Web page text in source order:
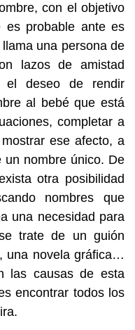
con el objetivo
es probable ante es
una persona de
lazos de amistad
el deseo de rendir
al bebé que está
completar a
ese afecto, a
un nombre único. De
otra posibilidad
nombres que
una necesidad para
trate de un guión
una novela gráfica…
las causas de esta
encontrar todos los